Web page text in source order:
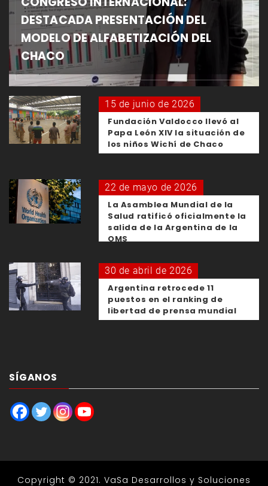
DESTACADA PRESENTACIÓN DEL
MODELO DE ALFABETIZACIÓN DEL
CHACO
15 de junio de 2026
Fundación Valdocco llevó al
Papa León XIV la situación de
los niños Wichí de Chaco
22 de mayo de 2026
La Asamblea Mundial de la
Salud ratificó oficialmente la
salida de la Argentina de la
OMS
30 de abril de 2026
Argentina retrocede 11
puestos en el ranking de
libertad de prensa mundial
SÍGANOS
Copyright © 2021. VaSa Desarrollos y Soluciones